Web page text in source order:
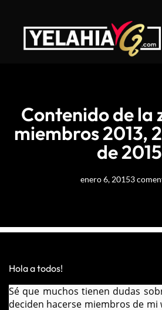
Contenido de la
miembros 2013,
de
enero 6, 20153
Hola a todos!
Sé que muchos tienen dudas
deciden hacerse miembros de mi